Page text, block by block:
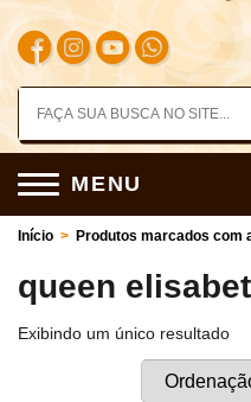
MENU
Início > Produtos marcados com
queen
Exibindo um único resultado